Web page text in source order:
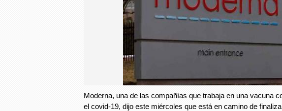
Moderna, una de las compañías que trabaja en una vacuna
el covid-19, dijo este miércoles que está en camino de